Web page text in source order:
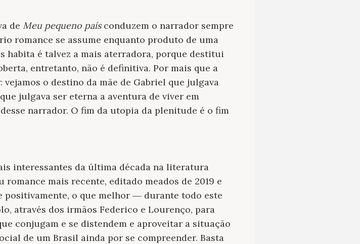
de Meu pequeno paísconduzem o narrador sempre
romance se assume enquanto produto de uma
habita é talvez a mais aterradora, porque destitui
entretanto, não é definitiva. Por mais que a
o destino da mãe de Gabriel que julgava
julgava ser eterna a aventura de viver em
narrador. O fim da utopia da plenitude é o fim
interessantes da última década na literatura
romance mais recente, editado meados de 2019 e
o que melhor ― durante todo este
através dos irmãos Federico e Lourenço, para
conjugam e se distendem e aproveitar a situação
de um Brasil ainda por se compreender. Basta